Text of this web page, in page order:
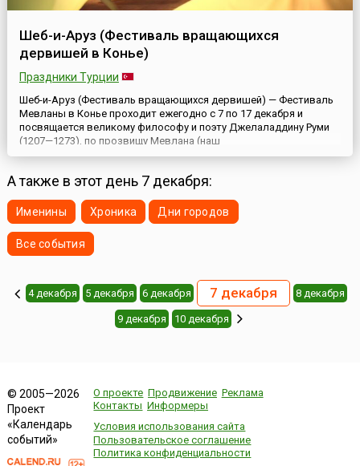
Шеб-и-Аруз (Фестиваль вращающихся
дервишей в Конье)
Праздники Турции
Шеб-и-Аруз (Фестиваль вращающихся дервишей) — Фестиваль
Мевланы в Конье проходит ежегодно с 7 по 17 декабря и
посвящается великому философу и поэту Джелаладдину Руми
(1207—1273), по прозвищу Мевлана (наш
повелитель).Основоположник неортодоксального ислама,
скончался в Конье, центре сельджукского государства, но
А также в этот день 7 декабря:
Именины Хроника Дни городов
Все события
4 декабря 5 декабря 6 декабря 7 декабря 8 декабря
9 декабря 10 декабря
© 2005—2026
Проект
«Календарь
событий»
О проекте Продвижение Реклама
Контакты Информеры
Условия использования сайта
Пользовательское соглашение
Политика конфиденциальности